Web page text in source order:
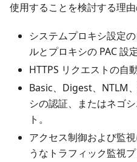
使用することを検討する理由
システムプロキシ設定
ルとプロキシの PAC 設
HTTPS リクエストの自
Basic、Digest、NTLM
シの認証、またはネゴ
ト。
アクセス制御および監
うなトラフィック監視